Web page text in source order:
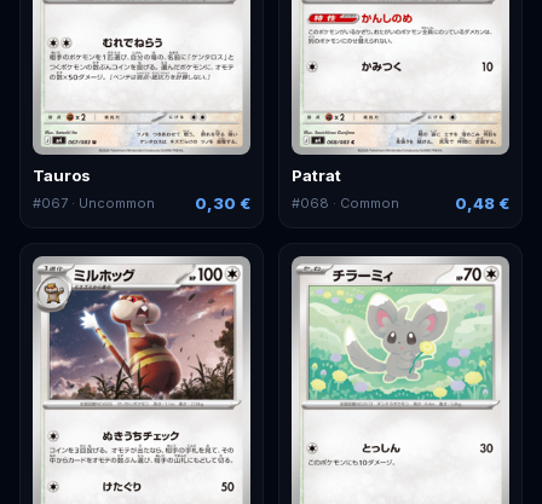
Tauros
#067 · Uncommon 0,30 €
Patrat
#068 · Common 0,48 €